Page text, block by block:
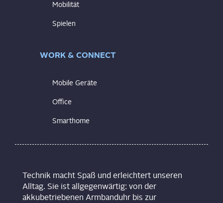
Mobilität
Spielen
WORK & CONNECT
Mobile Geräte
Office
Smarthome
Technik macht Spaß und erleichtert unseren
Alltag. Sie ist allgegenwärtig: von der
akkubetriebenen Armbanduhr bis zur